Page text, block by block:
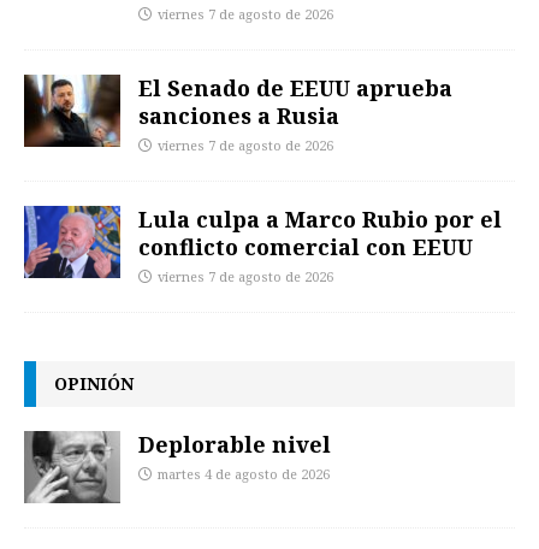
viernes 7 de agosto de 2026
El Senado de EEUU aprueba
sanciones a Rusia
viernes 7 de agosto de 2026
Lula culpa a Marco Rubio por el
conflicto comercial con EEUU
viernes 7 de agosto de 2026
OPINIÓN
Deplorable nivel
martes 4 de agosto de 2026